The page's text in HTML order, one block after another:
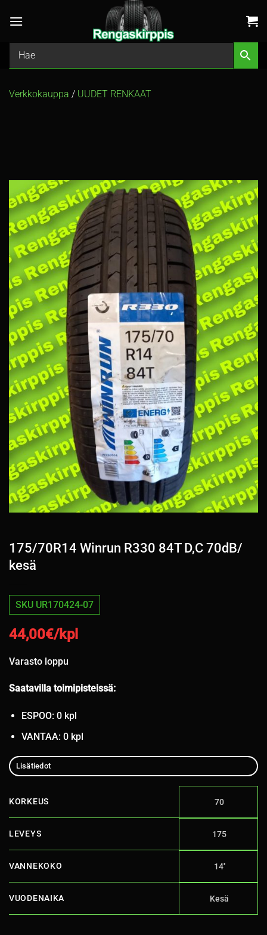
Verkkokauppa / UUDET RENKAAT
175/70R14 Winrun R330 84T D,C 70dB/
kesä
SKU UR170424-07
44,00€/kpl
Varasto loppu
Saatavilla toimipisteissä:
ESPOO: 0 kpl
VANTAA: 0 kpl
Lisätiedot
KORKEUS 70
LEVEYS 175
VANNEKOKO 14''
VUODENAIKA Kesä